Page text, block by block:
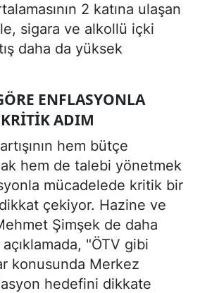
2 katına ulaşan
sigara ve alkollü içki
daha da yüksek
ENFLASYONLA
ADIM
hem bütçe
hem de talebi yönetmek
mücadelede kritik bir
çekiyor. Hazine ve
Şimşek de daha
"ÖTV gibi
konusunda Merkez
hedefini dikkate